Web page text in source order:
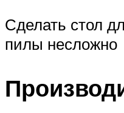
Сделать стол
пилы несложно